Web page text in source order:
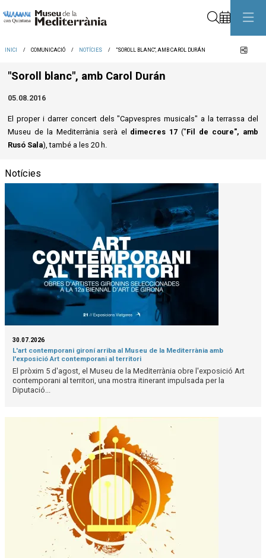
INICI COMUNICACIÓ NOTÍCIES "SOROLL BLANC", AMB CAROL DURÁN
"Soroll blanc", amb Carol Durán
05.08.2016
El proper i darrer concert dels "Capvespres musicals" a la terrassa del
Museu de la Mediterrània serà el dimecres 17 ("Fil de coure", amb
Rusó Sala), també a les 20 h.
Notícies
30.07.2026
L'art contemporani gironí arriba al Museu de la Mediterrània amb
l'exposició Art contemporani al territori
El pròxim 5 d'agost, el Museu de la Mediterrània obre l'exposició Art
contemporani al territori, una mostra itinerant impulsada per la
Diputació...